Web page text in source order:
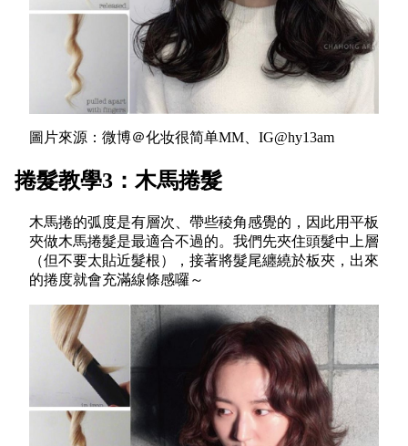
圖片來源：微博＠化妆很简单MM、IG@hy13am
捲髮教學3：木馬捲髮
木馬捲的弧度是有層次、帶些稜角感覺的，因此用平板
夾做木馬捲髮是最適合不過的。我們先夾住頭髮中上層
（但不要太貼近髮根），接著將髮尾纏繞於板夾，出來
的捲度就會充滿線條感囉～